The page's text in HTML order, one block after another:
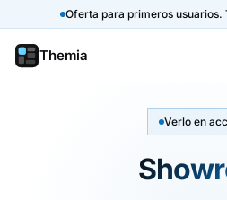
Oferta para primeros usuarios.
Themia
Verlo en